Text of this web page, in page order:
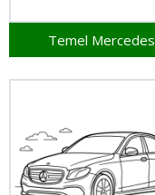
Temel Mercedes